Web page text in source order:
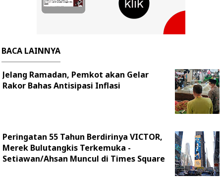
BACA LAINNYA
Jelang Ramadan, Pemkot akan Gelar
Rakor Bahas Antisipasi Inflasi
Peringatan 55 Tahun Berdirinya VICTOR,
Merek Bulutangkis Terkemuka -
Setiawan/Ahsan Muncul di Times Square